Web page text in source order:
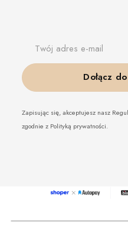
Twój adres e-mail
Dołącz
Zapisując się, akceptujesz nasz
zgodnie z Polityką prywatności.